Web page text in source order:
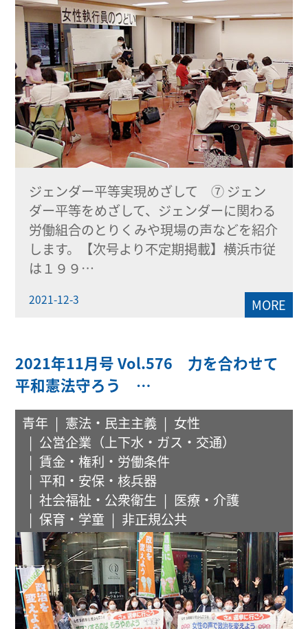
ジェンダー平等実現めざして ⑦ ジェン
ダー平等をめざして、ジェンダーに関わる
労働組合のとりくみや現場の声などを紹介
します。【次号より不定期掲載】横浜市従
は１９９…
2021-12-3 MORE
2021年11月号 Vol.576 力を合わせて
平和憲法守ろう …
青年 憲法・民主主義
女性
公営企業（上下水・ガス・交通）
賃金・権利・労働条件
平和・安保・核兵器
社会福祉・公衆衛生
医療・介護
保育・学童
非正規公共